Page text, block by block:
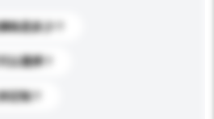
格是多少？
以選擇？
定制？